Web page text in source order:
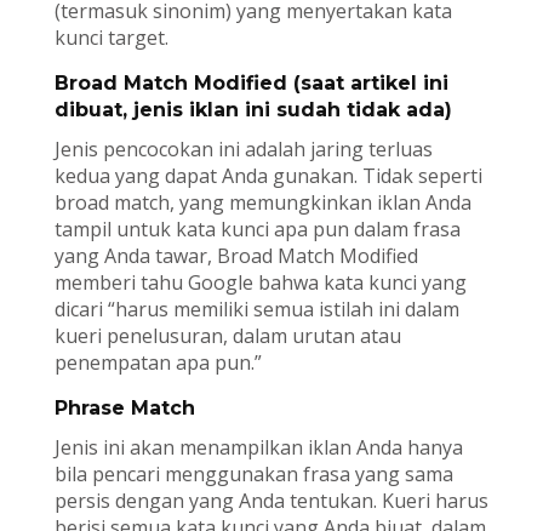
(termasuk sinonim) yang menyertakan kata
kunci target.
Broad Match Modified (saat artikel ini
dibuat, jenis iklan ini sudah tidak ada)
Jenis pencocokan ini adalah jaring terluas
kedua yang dapat Anda gunakan. Tidak seperti
broad match, yang memungkinkan iklan Anda
tampil untuk kata kunci apa pun dalam frasa
yang Anda tawar, Broad Match Modified
memberi tahu Google bahwa kata kunci yang
dicari “harus memiliki semua istilah ini dalam
kueri penelusuran, dalam urutan atau
penempatan apa pun.”
Phrase Match
Jenis ini akan menampilkan iklan Anda hanya
bila pencari menggunakan frasa yang sama
persis dengan yang Anda tentukan. Kueri harus